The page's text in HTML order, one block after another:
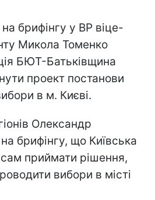
брифінгу у ВР віце-
Микола Томенко
БЮТ-Батьківщина
проект постанови
в м. Києві.
Олександр
брифінгу, що Київська
приймати рішення,
вибори в місті